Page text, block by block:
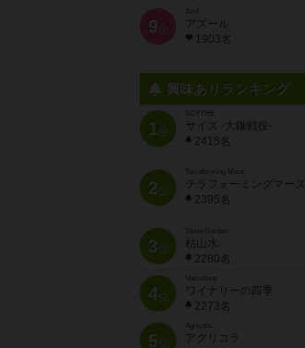
9 位
Azul
アズール
1903名
興味ありランキング
1位
SCYTHE
サイズ -大鎌戦役-
2415名
2位
Terraforming Mars
テラフォーミングマーズ
2395名
3位
Stone Garden
枯山水
2280名
4位
Viticulture
ワイナリーの四季
2273名
5位
Agricola
アグリコラ